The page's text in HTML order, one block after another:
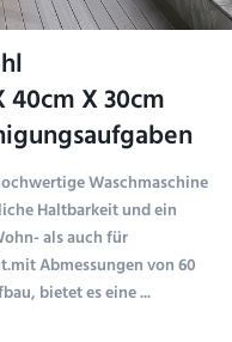
X 30cm
Waschmaschine
Haltbarkeit und ein
als auch für
Abmessungen von 60
bietet es eine ...